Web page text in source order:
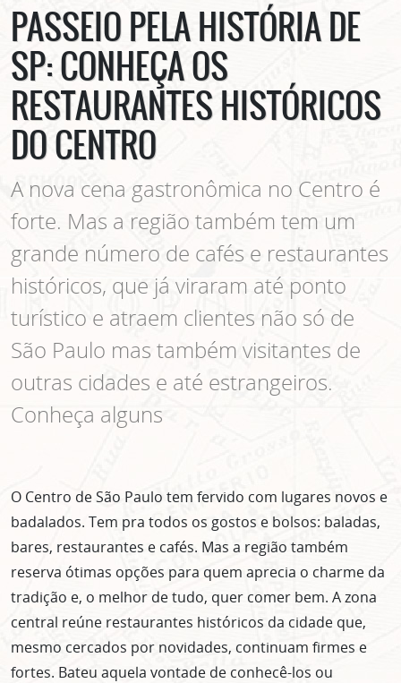
PASSEIO PELA HISTÓRIA DE
SP: CONHEÇA OS
RESTAURANTES HISTÓRICOS
DO CENTRO
A nova cena gastronômica no Centro é
forte. Mas a região também tem um
grande número de cafés e restaurantes
históricos, que já viraram até ponto
turístico e atraem clientes não só de
São Paulo mas também visitantes de
outras cidades e até estrangeiros.
Conheça alguns
O Centro de São Paulo tem fervido com lugares novos e
badalados. Tem pra todos os gostos e bolsos: baladas,
bares, restaurantes e cafés. Mas a região também
reserva ótimas opções para quem aprecia o charme da
tradição e, o melhor de tudo, quer comer bem. A zona
central reúne restaurantes históricos da cidade que,
mesmo cercados por novidades, continuam firmes e
fortes. Bateu aquela vontade de conhecê-los ou